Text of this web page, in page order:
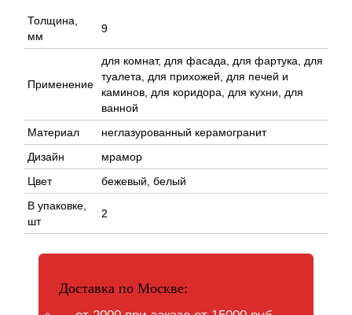
Толщина,
мм
9
Применение
для комнат, для фасада, для фартука, для
туалета, для прихожей, для печей и
каминов, для коридора, для кухни, для
ванной
Материал
неглазурованный керамогранит
Дизайн
мрамор
Цвет
бежевый, белый
В упаковке,
шт
2
Доставка по Москве: